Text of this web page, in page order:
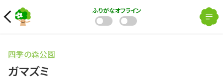
ふりがなオフライン
四季の森公園
ガマズミ